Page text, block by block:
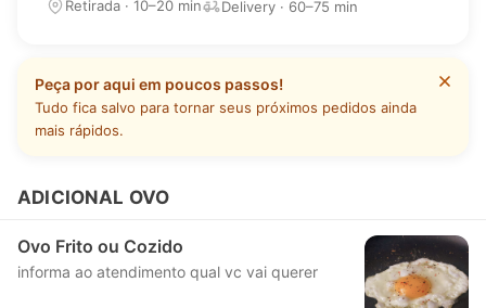
Retirada · 10–20 min
Delivery · 60–75 min
Peça por aqui em poucos passos!
Tudo fica salvo para tornar seus próximos pedidos ainda
mais rápidos.
ADICIONAL OVO
Ovo Frito ou Cozido
informa ao atendimento qual vc vai querer